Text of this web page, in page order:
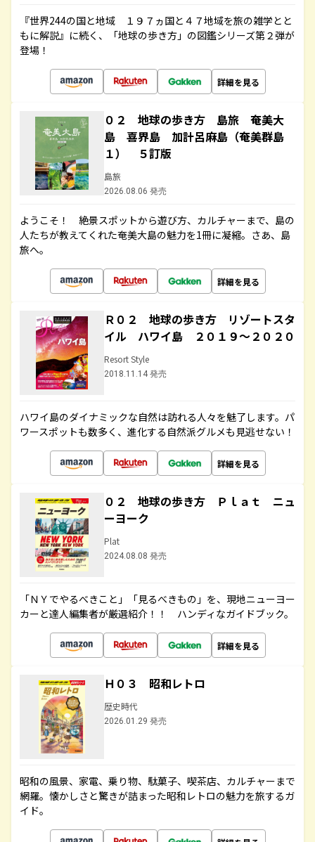
『世界244の国と地域 １９７ヵ国と４７地域を旅の雑学とと
もに解説』に続く、「地球の歩き方」の図鑑シリーズ第２弾が
登場！
詳細を見る
０２ 地球の歩き方 島旅 奄美大
島 喜界島 加計呂麻島（奄美群島
１） ５訂版
島旅
2026.08.06 発売
ようこそ！ 絶景スポットから遊び方、カルチャーまで、島の
人たちが教えてくれた奄美大島の魅力を1冊に凝縮。さあ、島
旅へ。
詳細を見る
Ｒ０２ 地球の歩き方 リゾートスタ
イル ハワイ島 ２０１９～２０２０
Resort Style
2018.11.14 発売
ハワイ島のダイナミックな自然は訪れる人々を魅了します。パ
ワースポットも数多く、進化する自然派グルメも見逃せない！
詳細を見る
０２ 地球の歩き方 Ｐｌａｔ ニュ
ーヨーク
Plat
2024.08.08 発売
「ＮＹでやるべきこと」「見るべきもの」を、現地ニューヨー
カーと達人編集者が厳選紹介！！ ハンディなガイドブック。
詳細を見る
Ｈ０３ 昭和レトロ
歴史時代
2026.01.29 発売
昭和の風景、家電、乗り物、駄菓子、喫茶店、カルチャーまで
網羅。懐かしさと驚きが詰まった昭和レトロの魅力を旅するガ
イド。